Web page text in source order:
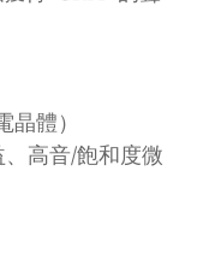
體）
高音/飽和度微